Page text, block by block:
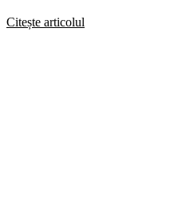
Citește articolul